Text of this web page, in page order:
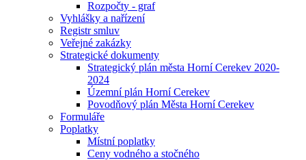
Rozpočty - graf
Vyhlášky a nařízení
Registr smluv
Veřejné zakázky
Strategické dokumenty
Strategický plán města Horní Cerekev 2020-
2024
Územní plán Horní Cerekev
Povodňový plán Města Horní Cerekev
Formuláře
Poplatky
Místní poplatky
Ceny vodného a stočného